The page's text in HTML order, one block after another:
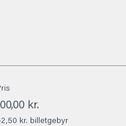
kr.
kr. billetgebyr